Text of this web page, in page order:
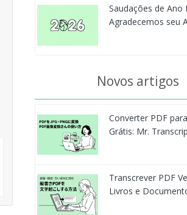
Saudações de Ano
Agradecemos seu
Novos artigos
Converter PDF
Grátis: Mr.
Transcrever PDF
Livros e